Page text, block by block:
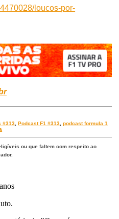
loucos-por-
#313,Podcast F1 #313,podcast formula 1
ou que faltem com respeito ao